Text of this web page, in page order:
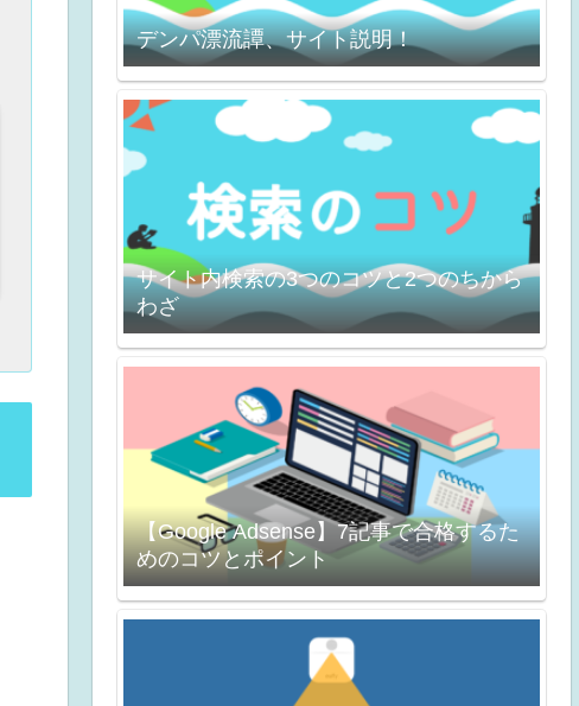
デンパ漂流譚、サイト説明！
サイト内検索の3つのコツと2つのちから
わざ
【Google Adsense】7記事で合格するた
めのコツとポイント